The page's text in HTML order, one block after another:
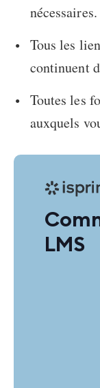
nécessaires.
Tous les
continuent
Toutes les
auxquels
LMS